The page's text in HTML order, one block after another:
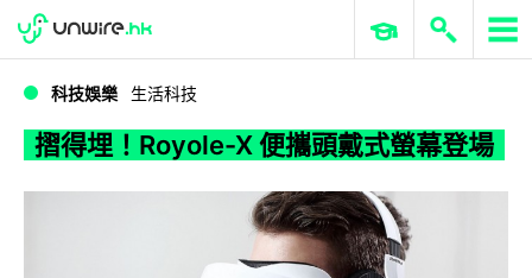
摺得埋！Royole-X 便攜頭戴式螢幕登場
WWDC 2026 ERP 與商業 AI
科技娛樂 生活科技
摺得埋！Royole-X 便攜頭戴式螢幕登場